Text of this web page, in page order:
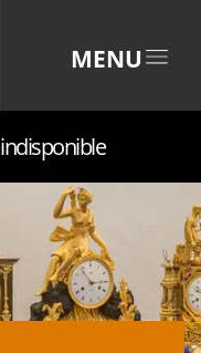
MENU
indisponible